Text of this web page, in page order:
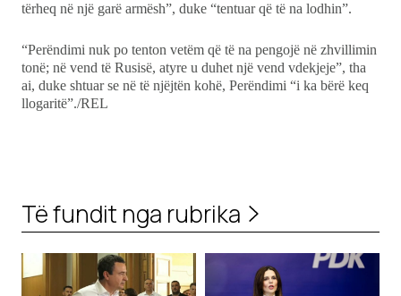
tërheq në një garë armësh”, duke “tentuar që të na lodhin”.
“Perëndimi nuk po tenton vetëm që të na pengojë në zhvillimin
tonë; në vend të Rusisë, atyre u duhet një vend vdekjeje”, tha
ai, duke shtuar se në të njëjtën kohë, Perëndimi “i ka bërë keq
llogaritë”./REL
Të fundit nga rubrika